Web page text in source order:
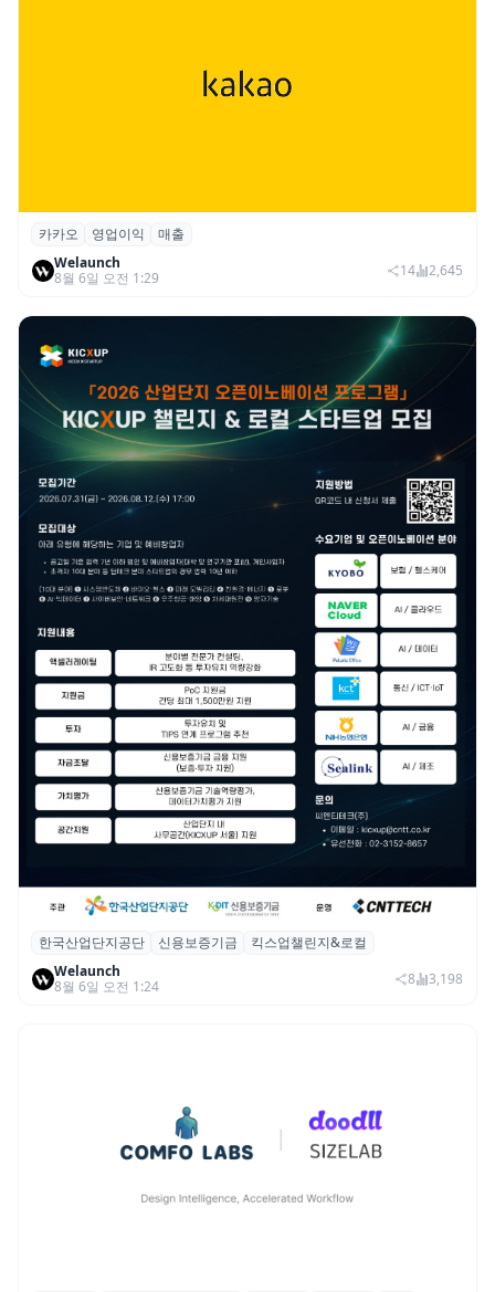
카카오, 2026년 2분기 매출 2조985억·영업
이익 2770억…역대 분기 최대
카카오 영업이익
매출
Welaunch
8월 6일 오전 1:29
14 2,645
산단공·신보, 2026 ‘킥스업 챌린지&로컬’ 참
여 스타트업 모집
한국산업단지공단 신용보증기금
킥스업챌린지&로컬
Welaunch
8월 6일 오전 1:24
8 3,198